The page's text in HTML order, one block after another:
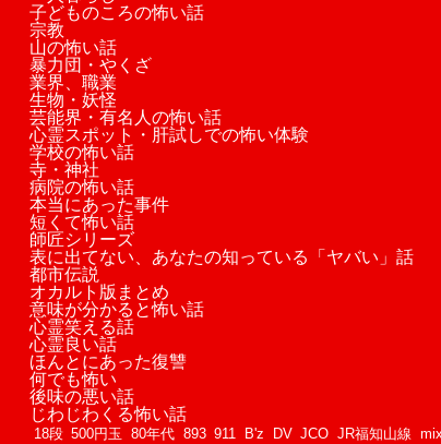
子どものころの怖い話
宗教
山の怖い話
暴力団・やくざ
業界、職業
生物・妖怪
芸能界・有名人の怖い話
心霊スポット・肝試しでの怖い体験
学校の怖い話
寺・神社
病院の怖い話
本当にあった事件
短くて怖い話
師匠シリーズ
表に出てない、あなたの知っている「ヤバい」話
都市伝説
オカルト版まとめ
意味が分かると怖い話
心霊笑える話
心霊良い話
ほんとにあった復讐
何でも怖い
後味の悪い話
じわじわくる怖い話
18段 500円玉 80年代 893 911 B'z DV JCO JR福知山線